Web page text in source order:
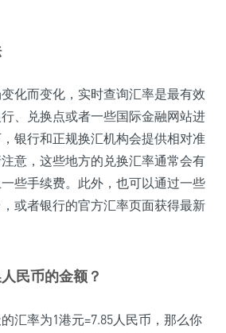
化而变化，实时查询汇率是最有效
、兑换点或者一些国际金融网站进
银行和正规换汇机构会提供相对准
意，这些地方的兑换汇率通常会有
些手续费。此外，也可以通过一些
或者银行的官方汇率页面获得最新
民币的金额？
汇率为1港元=7.85人民币，那么你